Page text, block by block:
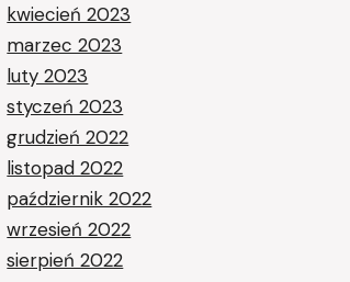
kwiecień 2023
marzec 2023
luty 2023
styczeń 2023
grudzień 2022
listopad 2022
październik 2022
wrzesień 2022
sierpień 2022